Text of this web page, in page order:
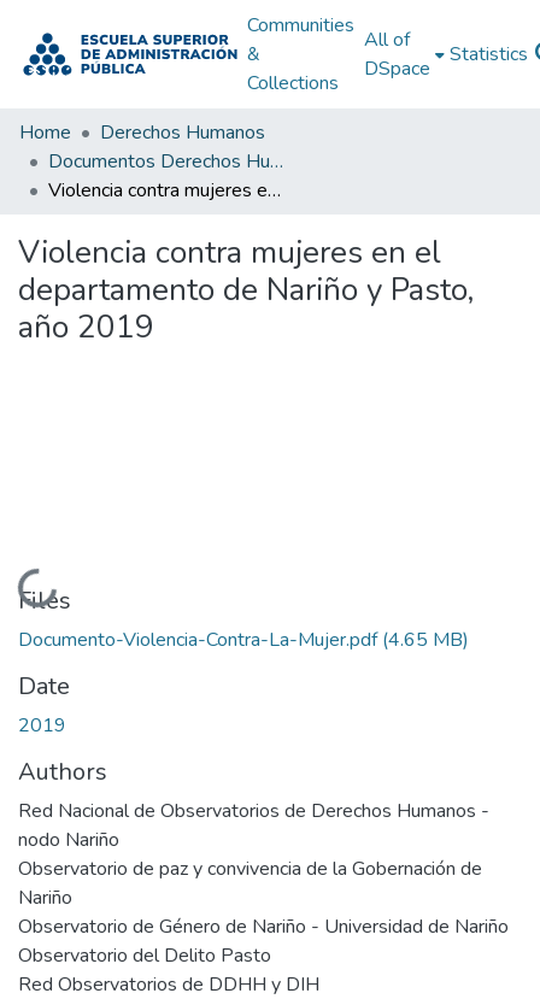
Communities
&
Collections
All of
DSpace
Statistics
Home
Derechos Humanos
Documentos Derechos Humanos
Violencia contra mujeres en el departamento de Nariño y Pasto, año 2019
Violencia contra mujeres en el
departamento de Nariño y Pasto,
año 2019
Loading...
Files
Documento-Violencia-Contra-La-Mujer.pdf(4.65 MB)
Date
2019
Authors
Red Nacional de Observatorios de Derechos Humanos -
nodo Nariño
Observatorio de paz y convivencia de la Gobernación de
Nariño
Observatorio de Género de Nariño - Universidad de Nariño
Observatorio del Delito Pasto
Red Observatorios de DDHH y DIH